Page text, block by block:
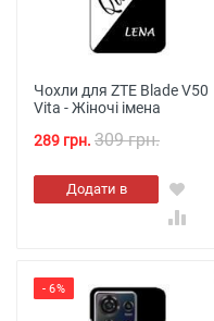
Чохли для ZTE Blade V50
Vita - Жіночі імена
289 грн. 309 грн.
Додати в
кошик
- 6%